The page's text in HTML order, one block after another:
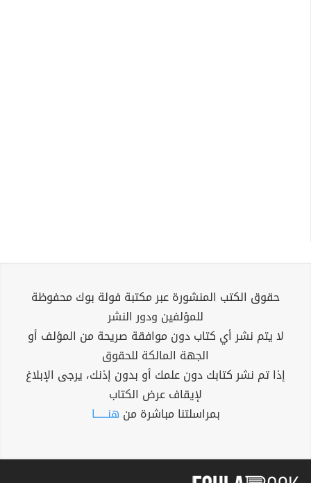
حقوق الكتب المنشورة عبر مكتبة فولة بوك محفوظة
للمؤلفين ودور النشر
لا يتم نشر أي كتاب دون موافقة صريحة من المؤلف أو
الجهة المالكة للحقوق
إذا تم نشر كتابك دون علمك أو بدون إذنك، يرجى الإبلاغ
لإيقاف عرض الكتاب
بمراسلتنا مباشرة من هنــــــا